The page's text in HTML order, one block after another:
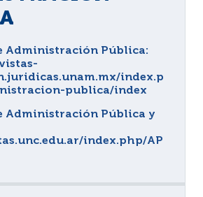
Administración Pública:
index.p
publica/index
Administración Pública y
index.php/AP